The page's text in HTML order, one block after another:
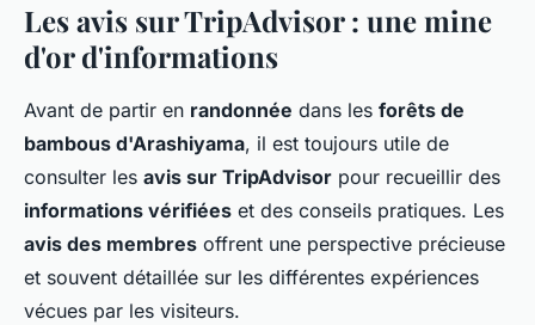
Les avis sur TripAdvisor : une mine
d'or d'informations
Avant de partir en randonnée dans les forêts de
bambous d'Arashiyama, il est toujours utile de
consulter les avis sur TripAdvisor pour recueillir des
informations vérifiées et des conseils pratiques. Les
avis des membres offrent une perspective précieuse
et souvent détaillée sur les différentes expériences
vécues par les visiteurs.